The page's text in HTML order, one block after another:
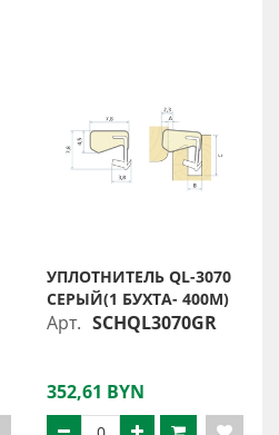
УПЛОТНИТЕЛЬ QL-3070
СЕРЫЙ(1 БУХТА- 400М)
Арт. SCHQL3070GR
352,61 BYN